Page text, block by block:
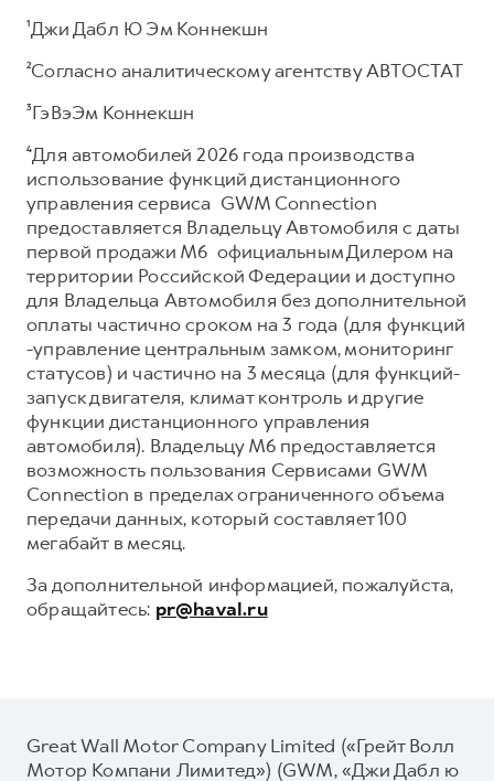
¹Джи Дабл Ю Эм Коннекшн
²Согласно аналитическому агентству АВТОСТАТ
³ГэВэЭм Коннекшн
⁴Для автомобилей 2026 года производства
использование функций дистанционного
управления сервиса GWM Connection
предоставляется Владельцу Автомобиля с даты
первой продажи М6 официальным Дилером на
территории Российской Федерации и доступно
для Владельца Автомобиля без дополнительной
оплаты частично сроком на 3 года (для функций
-управление центральным замком, мониторинг
статусов) и частично на 3 месяца (для функций-
запуск двигателя, климат контроль и другие
функции дистанционного управления
автомобиля). Владельцу М6 предоставляется
возможность пользования Сервисами GWM
Connection в пределах ограниченного объема
передачи данных, который составляет 100
мегабайт в месяц.
За дополнительной информацией, пожалуйста,
обращайтесь: pr@haval.ru
Great Wall Motor Company Limited («Грейт Волл
Мотор Компани Лимитед») (GWM, «Джи Дабл ю